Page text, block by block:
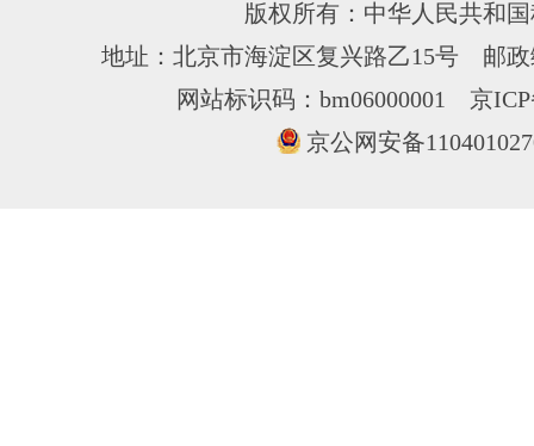
版权所有：中华人民共和
地址：北京市海淀区复兴路乙15号 邮
网站标识码：bm06000001 京
京公网安备